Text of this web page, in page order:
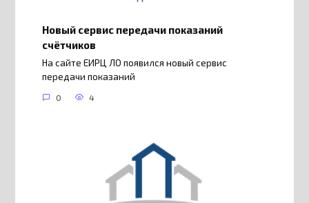
Новый сервис передачи показаний
счётчиков
На сайте ЕИРЦ ЛО появился новый сервис
передачи показаний
0 4